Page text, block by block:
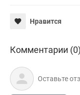
Нравится
Комментарии (0)